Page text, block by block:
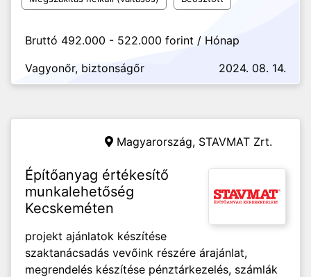
Bruttó 492.000 - 522.000 forint / Hónap
Vagyonőr, biztonságőr
2024. 08. 14.
Magyarország, STAVMAT Zrt.
Építőanyag értékesítő
munkalehetőség
Kecskeméten
projekt ajánlatok készítése
szaktanácsadás vevőink részére árajánlat,
megrendelés készítése pénztárkezelés, számlák